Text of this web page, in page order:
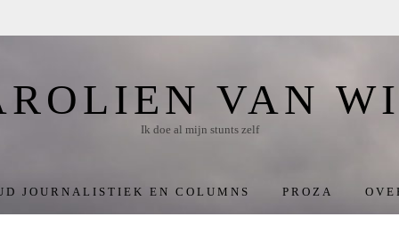
VAN
Ik doe al mijn stunts zelf
JOURNALISTIEK EN COLUMNS PROZA